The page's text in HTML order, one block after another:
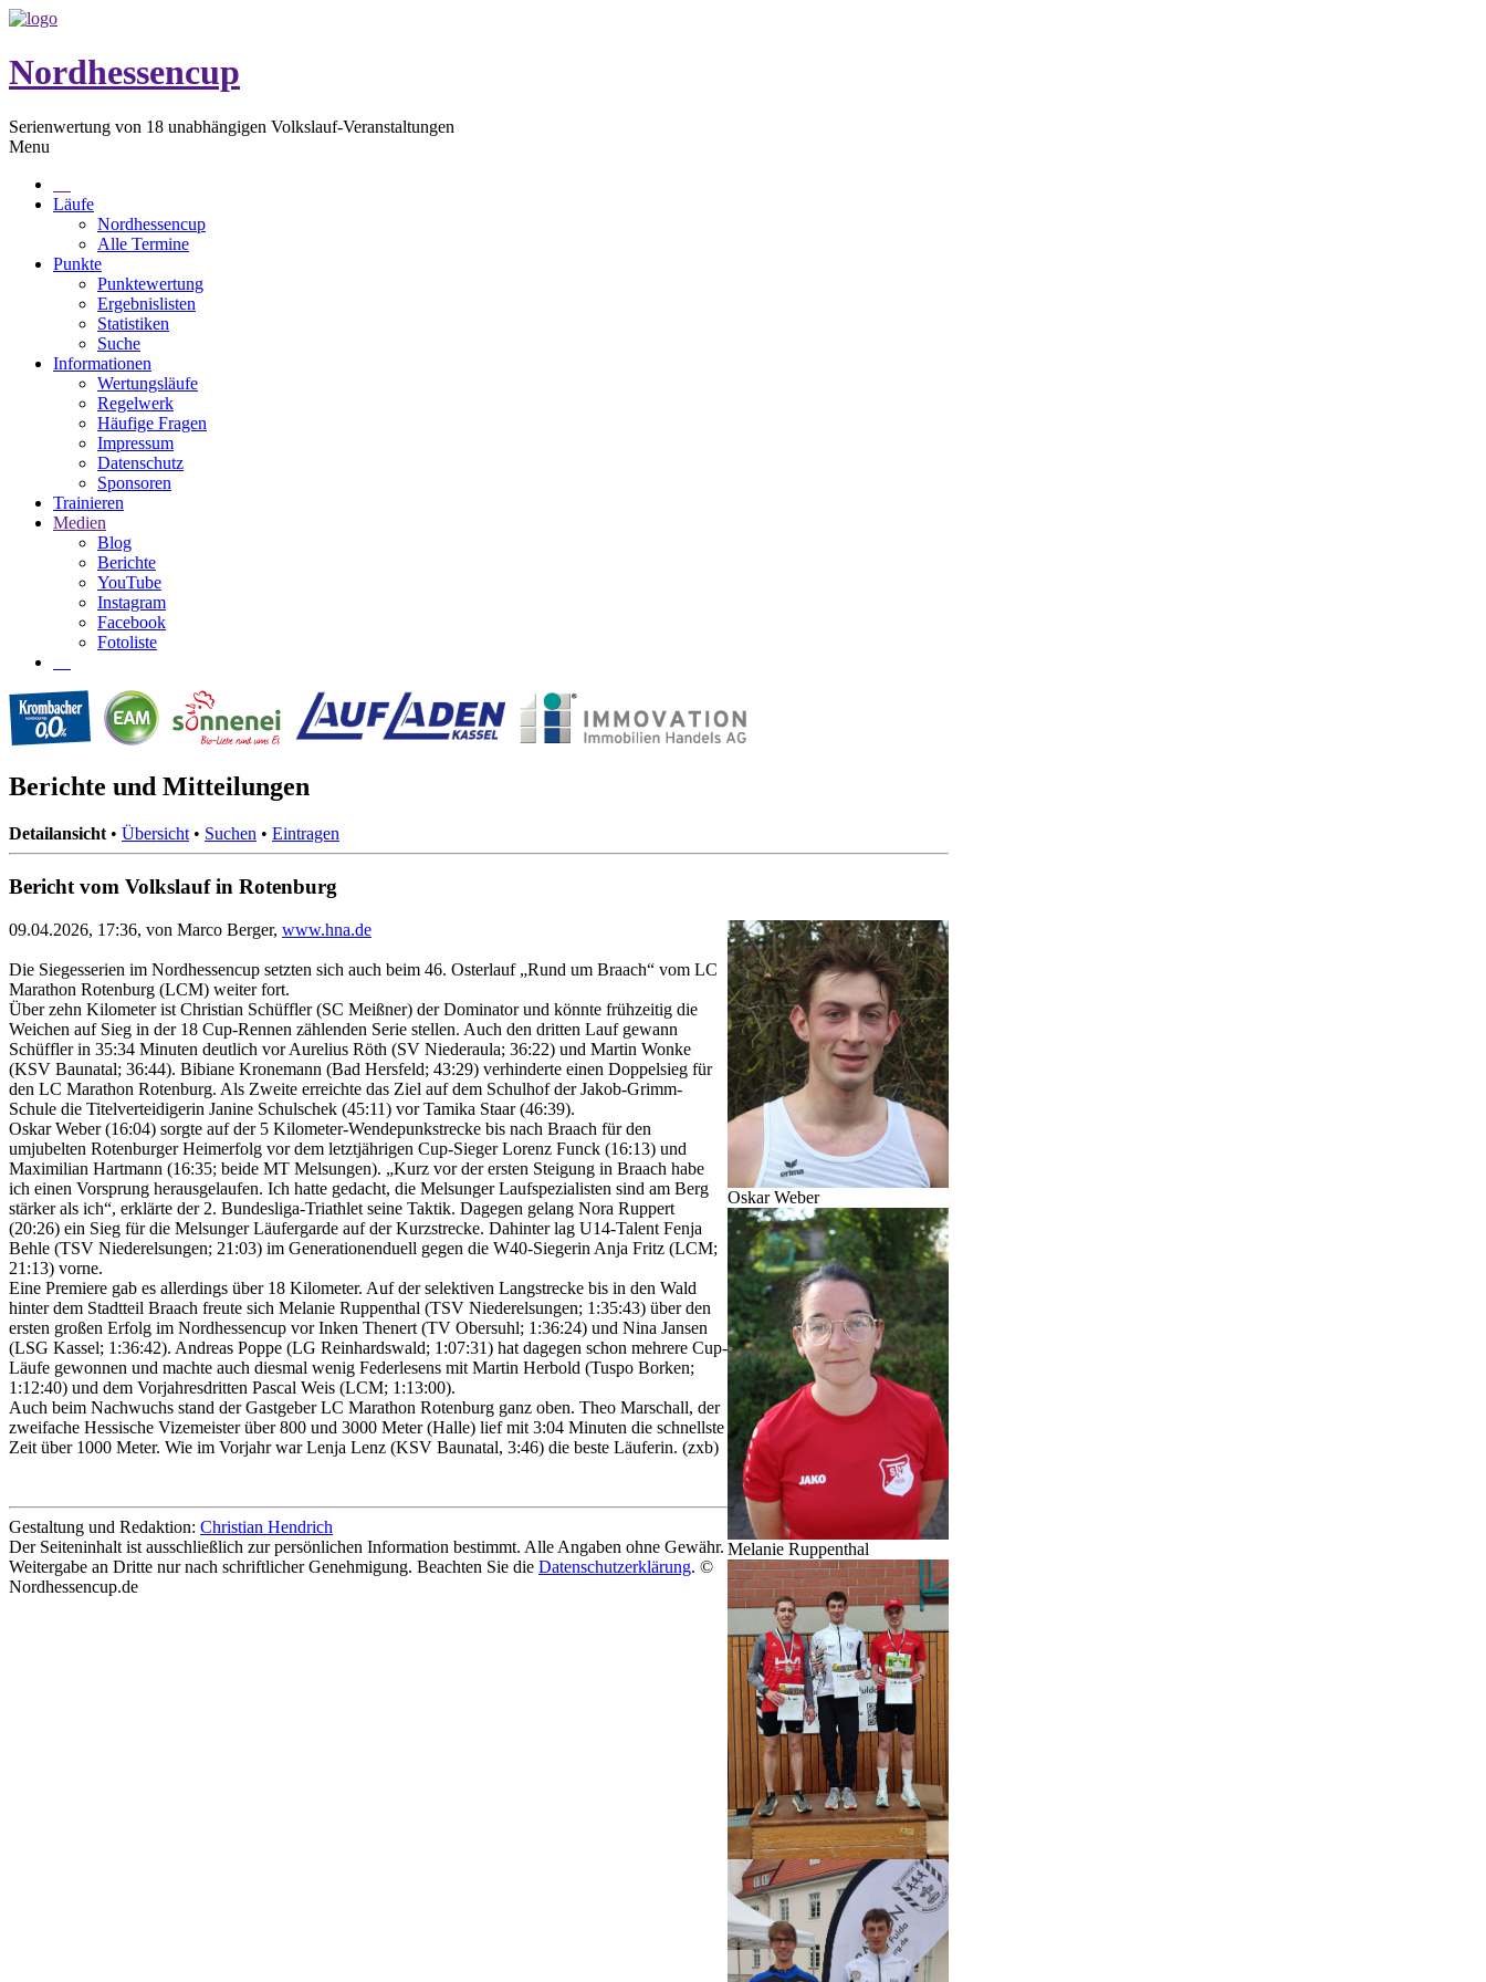
Nordhessencup
Serienwertung von 18 unabhängigen Volkslauf-Veranstaltungen
Menu
Läufe
Nordhessencup
Alle Termine
Punkte
Punktewertung
Ergebnislisten
Statistiken
Suche
Informationen
Wertungsläufe
Regelwerk
Häufige Fragen
Impressum
Datenschutz
Sponsoren
Trainieren
Medien
Blog
Berichte
YouTube
Instagram
Facebook
Fotoliste
Berichte und Mitteilungen
Detailansicht • Übersicht • Suchen • Eintragen
Bericht vom Volkslauf in Rotenburg
09.04.2026, 17:36, von Marco Berger, www.hna.de
Oskar Weber
Melanie Ruppenthal
Die Siegesserien im Nordhessencup setzten sich auch beim 46. Osterlauf „Rund um Braach“ vom LC
Marathon Rotenburg (LCM) weiter fort.
Über zehn Kilometer ist Christian Schüffler (SC Meißner) der Dominator und könnte frühzeitig die
Weichen auf Sieg in der 18 Cup-Rennen zählenden Serie stellen. Auch den dritten Lauf gewann
Schüffler in 35:34 Minuten deutlich vor Aurelius Röth (SV Niederaula; 36:22) und Martin Wonke
(KSV Baunatal; 36:44). Bibiane Kronemann (Bad Hersfeld; 43:29) verhinderte einen Doppelsieg für
den LC Marathon Rotenburg. Als Zweite erreichte das Ziel auf dem Schulhof der Jakob-Grimm-
Schule die Titelverteidigerin Janine Schulschek (45:11) vor Tamika Staar (46:39).
Oskar Weber (16:04) sorgte auf der 5 Kilometer-Wendepunkstrecke bis nach Braach für den
umjubelten Rotenburger Heimerfolg vor dem letztjährigen Cup-Sieger Lorenz Funck (16:13) und
Maximilian Hartmann (16:35; beide MT Melsungen). „Kurz vor der ersten Steigung in Braach habe
ich einen Vorsprung herausgelaufen. Ich hatte gedacht, die Melsunger Laufspezialisten sind am Berg
stärker als ich“, erklärte der 2. Bundesliga-Triathlet seine Taktik. Dagegen gelang Nora Ruppert
(20:26) ein Sieg für die Melsunger Läufergarde auf der Kurzstrecke. Dahinter lag U14-Talent Fenja
Behle (TSV Niederelsungen; 21:03) im Generationenduell gegen die W40-Siegerin Anja Fritz (LCM;
21:13) vorne.
Eine Premiere gab es allerdings über 18 Kilometer. Auf der selektiven Langstrecke bis in den Wald
hinter dem Stadtteil Braach freute sich Melanie Ruppenthal (TSV Niederelsungen; 1:35:43) über den
ersten großen Erfolg im Nordhessencup vor Inken Thenert (TV Obersuhl; 1:36:24) und Nina Jansen
(LSG Kassel; 1:36:42). Andreas Poppe (LG Reinhardswald; 1:07:31) hat dagegen schon mehrere Cup-
Läufe gewonnen und machte auch diesmal wenig Federlesens mit Martin Herbold (Tuspo Borken;
1:12:40) und dem Vorjahresdritten Pascal Weis (LCM; 1:13:00).
Auch beim Nachwuchs stand der Gastgeber LC Marathon Rotenburg ganz oben. Theo Marschall, der
zweifache Hessische Vizemeister über 800 und 3000 Meter (Halle) lief mit 3:04 Minuten die schnellste
Zeit über 1000 Meter. Wie im Vorjahr war Lenja Lenz (KSV Baunatal, 3:46) die beste Läuferin. (zxb)
Gestaltung und Redaktion: Christian Hendrich
Der Seiteninhalt ist ausschließlich zur persönlichen Information bestimmt. Alle Angaben ohne Gewähr.
Weitergabe an Dritte nur nach schriftlicher Genehmigung. Beachten Sie die Datenschutzerklärung. ©
Nordhessencup.de